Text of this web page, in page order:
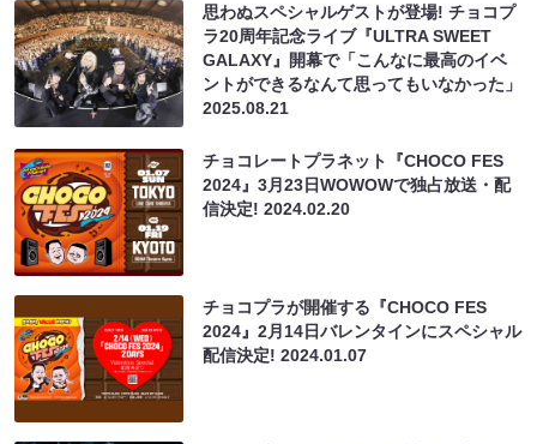
思わぬスペシャルゲストが登場! チョコプ
ラ20周年記念ライブ『ULTRA SWEET
GALAXY』開幕で「こんなに最高のイベ
ントができるなんて思ってもいなかった」
2025.08.21
チョコレートプラネット『CHOCO FES
2024』3月23日WOWOWで独占放送・配
信決定!2024.02.20
チョコプラが開催する『CHOCO FES
2024』2月14日バレンタインにスペシャル
配信決定!2024.01.07